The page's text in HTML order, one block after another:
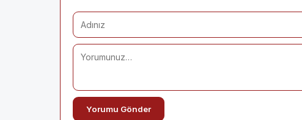
Yorumu Gönder